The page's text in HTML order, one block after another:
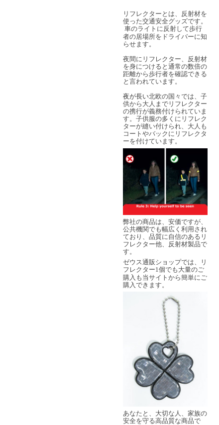
リフレクターとは、反射材を
使った交通安全グッズです。
車のライトに反射して歩行
者の居場所をドライバーに知
らせます。
夜間にリフレクター、反射材
を身につけると通常の数倍の
距離から歩行者を確認できる
と言われています。
夜が長い北欧の国々では、子
供から大人までリフレクター
の携行が義務付けられていま
す。子供服の多くにリフレク
ターが縫い付けられ、大人も
コートやバックにリフレクタ
ーを付けています。
弊社の商品は、安価ですが、
公共機関でも幅広く利用され
ており、品質に自信のあるリ
フレクター他、反射材製品で
す。
ゼウス通販ショップでは、リ
フレクター1個でも大量のご
購入も当サイトから簡単にご
購入できます。
あなたと、大切な人、家族の
安全を守る高品質な商品で